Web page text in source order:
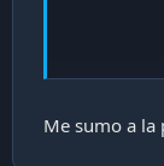
Entel. A lo
problemas
Me sumo a la